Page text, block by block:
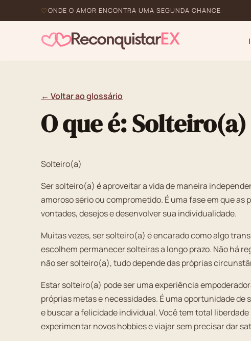
ONDE O AMOR ENCONTRA UMA SEGUNDA CHANCE
← Voltar ao glossário
O que é: Solteiro(a)
Solteiro(a)
Ser solteiro(a) é aproveitar a vida de maneira
amoroso sério ou comprometido. É uma fase em que
vontades, desejos e desenvolver sua individualidade.
Muitas vezes, ser solteiro(a) é encarado como algo
escolhem permanecer solteiras a longo prazo. Não há
não ser solteiro(a), tudo depende das próprias
Estar solteiro(a) pode ser uma experiência
próprias metas e necessidades. É uma oportunidade
e buscar a felicidade individual. Você tem total
experimentar novos hobbies e viajar sem precisar dar